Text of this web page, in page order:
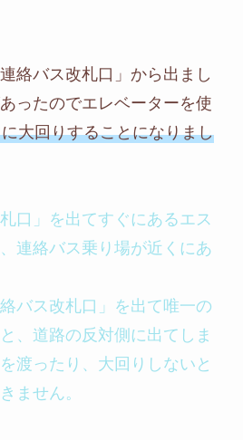
絡バス改札口」から出まし
ったのでエレベーターを使
大回りすることになりまし
口」を出てすぐにあるエス
連絡バス乗り場が近くにあ
バス改札口」を出て唯一の
、道路の反対側に出てしま
渡ったり、大回りしないと
ません。